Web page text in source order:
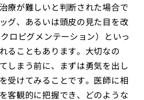
療が難しいと判断された場合で
グ、あるいは頭皮の見た目を改
ロピグメンテーション）といっ
ることもあります。大切なの
しまう前に、まずは勇気を出し
受けてみることです。医師に相
客観的に把握でき、どのような